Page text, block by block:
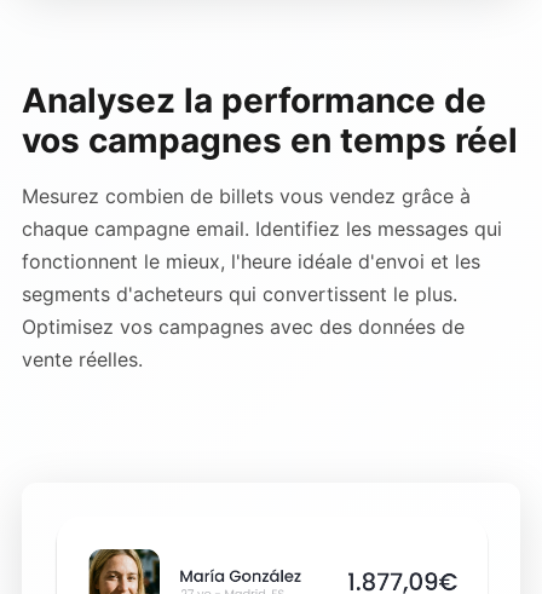
Analysez la performance de
vos campagnes en temps réel
Mesurez combien de billets vous vendez grâce à
chaque campagne email. Identifiez les messages qui
fonctionnent le mieux, l'heure idéale d'envoi et les
segments d'acheteurs qui convertissent le plus.
Optimisez vos campagnes avec des données de
vente réelles.